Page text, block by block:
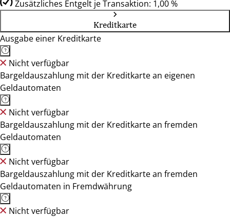
Zusätzliches Entgelt je Transaktion: 1,00 %
Kreditkarte
Ausgabe einer Kreditkarte
Nicht verfügbar
Bargeldauszahlung mit der Kreditkarte an eigenen
Geldautomaten
Nicht verfügbar
Bargeldauszahlung mit der Kreditkarte an fremden
Geldautomaten
Nicht verfügbar
Bargeldauszahlung mit der Kreditkarte an fremden
Geldautomaten in Fremdwährung
Nicht verfügbar